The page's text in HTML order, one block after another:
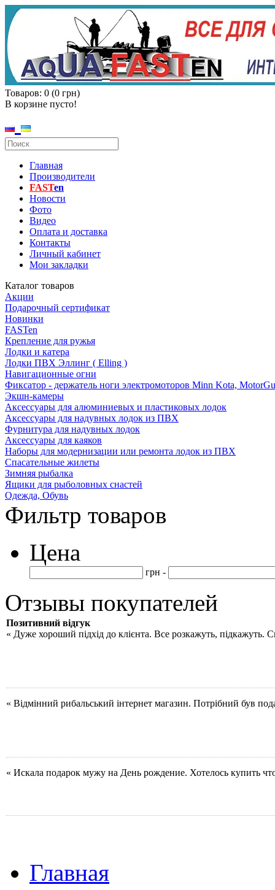
Товаров: 0 (0 грн)
В корзине пусто!
Главная
Производители
FASTen
Новости
Фото
Видео
Оплата и доставка
Контакты
Личный кабинет
Мои закладки
Каталог товаров
Акции
Подарочный сертификат
Новинки
FASTen
Крепление для ружья
Лодки и катера
Лодки ПВХ Эллинг ( Elling )
Навигационные огни
Фиксатор - держатель ноги электромоторов Minn Kota,
Экшн-камеры
Аксессуары для алюминиевых и пластиковых лодок
Аксессуары для надувных лодок из ПВХ
Фурнитура для надувных лодок
Аксессуары для каяков
Наборы для модернизации или ремонта лодок из ПВХ
Спасательные жилеты
Зимняя рыбалка
Ящики для рыболовных снастей
Одежда, Обувь
Фильтр товаров
Цена
грн -
Отзывы покупателей
Позитивний відгук
« Дуже хороший підхід до клієнта. Все розкажуть, підкажуть.
« Відмінний рибальський інтернет магазин. Потрібний був
« Искала подарок мужу на День рождение. Хотелось купить
Главная